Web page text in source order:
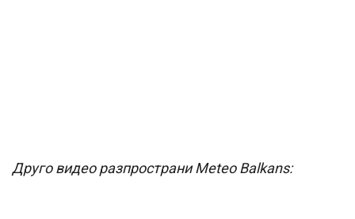
Друго видео разпространи Meteo Balkans: